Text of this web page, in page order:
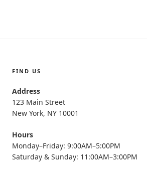
FIND US
Address
123 Main Street
New York, NY 10001
Hours
Monday–Friday: 9:00AM–5:00PM
Saturday & Sunday: 11:00AM–3:00PM